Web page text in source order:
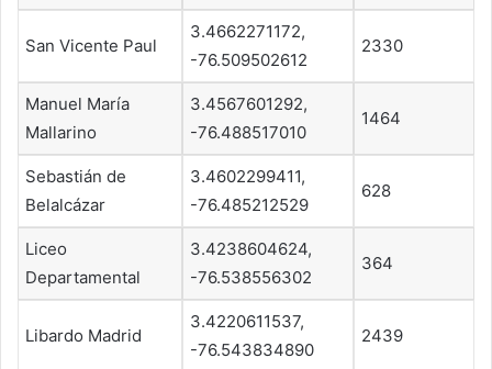
San Vicente Paul
3.4662271172,
-76.509502612
2330
Manuel María
Mallarino
3.4567601292,
-76.488517010
1464
Sebastián de
Belalcázar
3.4602299411,
-76.485212529
628
Liceo
Departamental
3.4238604624,
-76.538556302
364
Libardo Madrid
3.4220611537,
-76.543834890
2439